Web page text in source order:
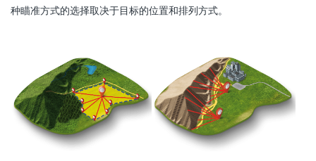
种瞄准方式的选择取决于目标的位置和排列方式。